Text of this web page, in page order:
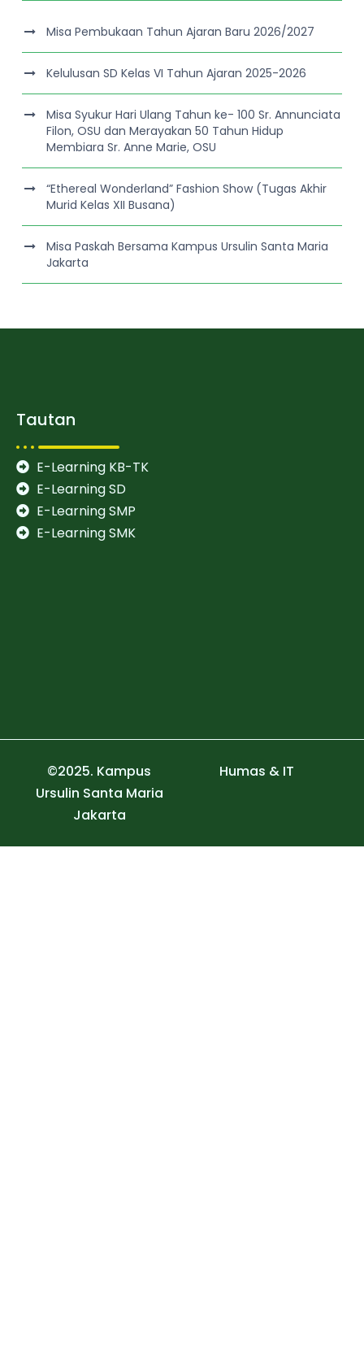
Misa Pembukaan Tahun Ajaran Baru 2026/2027
Kelulusan SD Kelas VI Tahun Ajaran 2025-2026
Misa Syukur Hari Ulang Tahun ke- 100 Sr. Annunciata
Filon, OSU dan Merayakan 50 Tahun Hidup
Membiara Sr. Anne Marie, OSU
“Ethereal Wonderland” Fashion Show (Tugas Akhir
Murid Kelas XII Busana)
Misa Paskah Bersama Kampus Ursulin Santa Maria
Jakarta
Tautan
E-Learning KB-TK
E-Learning SD
E-Learning SMP
E-Learning SMK
©2025. Kampus
Ursulin Santa Maria
Jakarta
Humas & IT